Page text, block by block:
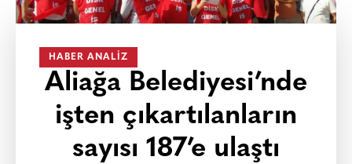
HABER ANALIZ
Aliağa Belediyesi’nde
işten çıkartılanların
sayısı 187’e ulaştı